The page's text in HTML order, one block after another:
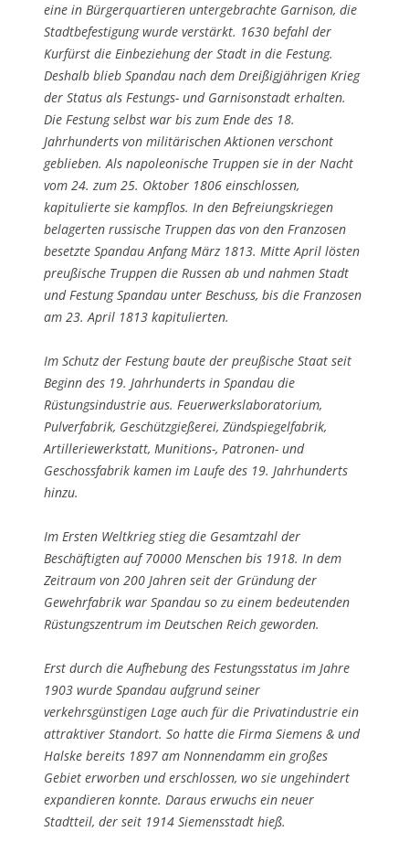
eine in Bürgerquartieren untergebrachte Garnison, die
Stadtbefestigung wurde verstärkt. 1630 befahl der
Kurfürst die Einbeziehung der Stadt in die Festung.
Deshalb blieb Spandau nach dem Dreißigjährigen Krieg
der Status als Festungs- und Garnisonstadt erhalten.
Die Festung selbst war bis zum Ende des 18.
Jahrhunderts von militärischen Aktionen verschont
geblieben. Als napoleonische Truppen sie in der Nacht
vom 24. zum 25. Oktober 1806 einschlossen,
kapitulierte sie kampflos. In den Befreiungskriegen
belagerten russische Truppen das von den Franzosen
besetzte Spandau Anfang März 1813. Mitte April lösten
preußische Truppen die Russen ab und nahmen Stadt
und Festung Spandau unter Beschuss, bis die Franzosen
am 23. April 1813 kapitulierten.
Im Schutz der Festung baute der preußische Staat seit
Beginn des 19. Jahrhunderts in Spandau die
Rüstungsindustrie aus. Feuerwerkslaboratorium,
Pulverfabrik, Geschützgießerei, Zündspiegelfabrik,
Artilleriewerkstatt, Munitions-, Patronen- und
Geschossfabrik kamen im Laufe des 19. Jahrhunderts
hinzu.
Im Ersten Weltkrieg stieg die Gesamtzahl der
Beschäftigten auf 70000 Menschen bis 1918. In dem
Zeitraum von 200 Jahren seit der Gründung der
Gewehrfabrik war Spandau so zu einem bedeutenden
Rüstungszentrum im Deutschen Reich geworden.
Erst durch die Aufhebung des Festungsstatus im Jahre
1903 wurde Spandau aufgrund seiner
verkehrsgünstigen Lage auch für die Privatindustrie ein
attraktiver Standort. So hatte die Firma Siemens & und
Halske bereits 1897 am Nonnendamm ein großes
Gebiet erworben und erschlossen, wo sie ungehindert
expandieren konnte. Daraus erwuchs ein neuer
Stadtteil, der seit 1914 Siemensstadt hieß.